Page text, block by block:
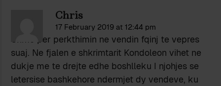
Chris
17 February 2019 at 12:44 pm
Urime per perkthimin ne vendin fqinj te vepres
suaj. Ne fjalen e shkrimtarit Kondoleon vihet ne
dukje me te drejte edhe boshlleku I njohjes se
letersise bashkehore ndermjet dy vendeve, ku